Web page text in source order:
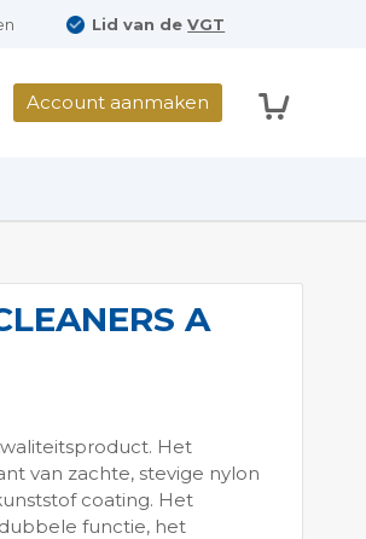
Lid van deVGT
Account aanmaken
A
Het
van zachte, stevige nylon
coating. Het
functie, het